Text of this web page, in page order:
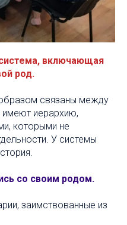
включающая
род.
связаны между
имеют иерархию,
которыми не
У системы
со своим родом.
заимствованные из